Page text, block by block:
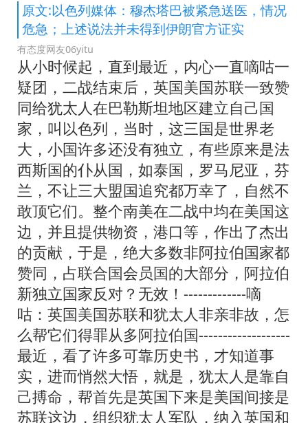
原文:以色列媒体：穆杰塔巴被紧急送医，情况
危急；上述说法并未得到伊朗官方证实
有态度网友06yitu
从小时候起，直到最近，内心一直嘀咕一
疑团，二战结束后，英国美国苏联一致赞
同给犹太人在巴勒斯坦地区建立自己国
家，叫以色列，当时，这三国是世界老
大，小国许多还没有独立，有些原来是法
西斯国的仆从国，如泰国，罗马尼亚，芬
兰，不让三大盟国追究都万幸了，自然不
敢顶它们。整个南美在二战中均在美国这
边，并且提供物资，港口等，作出了杰出
的贡献，于是，绝大多数非阿拉伯国家都
赞同，占联合国会员国的大部分，阿拉伯
新独立国家反对？无效！-------------嘀
咕：英国美国苏联和犹太人非亲非故，怎
么帮它们得罪从多阿拉伯国-------------------
最近，看了许多可靠历史书，才知道事
实，进而悄然大悟，就是，犹太人是靠自
己搏命，帮首先是英国下来是美国间接是
苏联这边，组织犹太人军队，纳入英国和